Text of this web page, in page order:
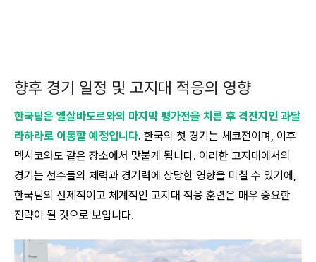
향후 경기 일정 및 고지대 적응의 영향
한국팀은 엘살바도르와의 마지막 평가전을 치른 후 격전지인 과달
라하라로 이동할 예정입니다. 한국의 첫 경기는 체코전이며, 이후
멕시코와도 같은 장소에서 맞붙게 됩니다. 이러한 고지대에서의
경기는 선수들의 체력과 경기력에 상당한 영향을 미칠 수 있기에,
한국팀의 선제적이고 체계적인 고지대 적응 훈련은 매우 중요한
전략이 될 것으로 보입니다.